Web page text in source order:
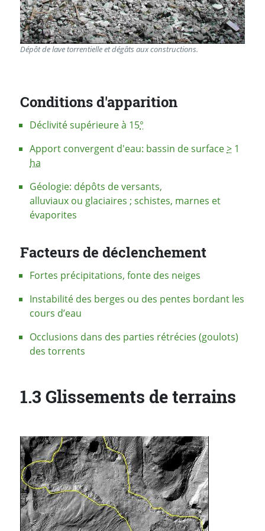
Dépôt de lave torrentielle et dégâts aux constructions.
Conditions d'apparition
Déclivité supérieure à 15°
Apport convergent d'eau: bassin de surface> 1
ha
Géologie: dépôts de versants,
alluviaux ou glaciaires ; schistes, marnes et
évaporites
Facteurs de déclenchement
Fortes précipitations, fonte des neiges
Instabilité des berges ou des pentes bordant les
cours d’eau
Occlusions dans des parties rétrécies (goulots)
des torrents
1.3 Glissements de terrains